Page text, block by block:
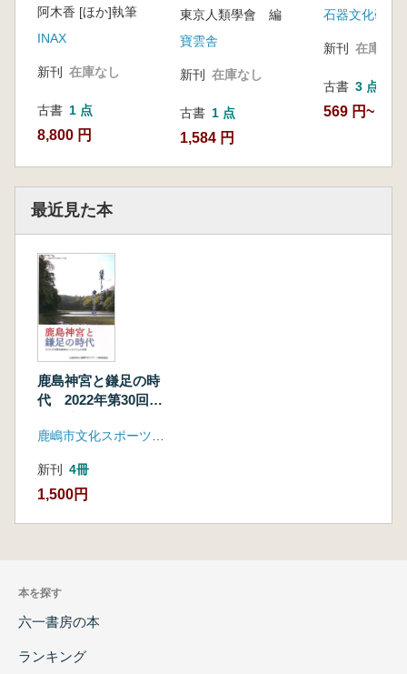
阿木香 [ほか]執筆
INAX
新刊 在庫なし
古書 1 点
8,800 円
東京人類學會 編
寶雲舎
新刊 在庫なし
古書 1 点
1,584 円
石器文化研究
新刊 在庫なし
古書 3 点
569 円~
最近見た本
鹿島神宮と鎌足の時
代 2022年第30回歴
ムの成果
新刊 4冊
1,500円
本を探す
六一書房の本
ランキング